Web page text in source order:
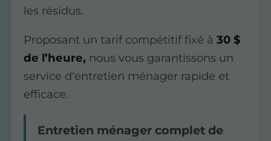
les résidus.
Proposant un tarif compétitif fixé à 30 $
de l’heure, nous vous garantissons un
service d'entretien ménager rapide et
efficace.
Entretien ménager complet de